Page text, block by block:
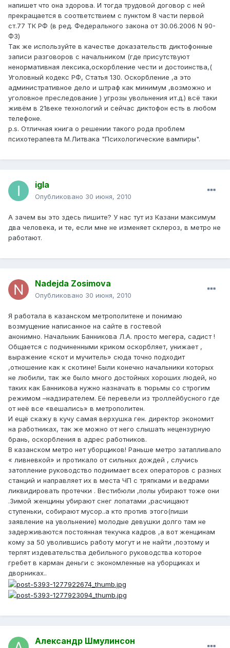
напишет что она здорова. И тогда трудовой договор с ней
прекращается в соответствием с пунктом 8 части первой
ст.77 ТК РФ (в ред. Федерального закона от 30.06.2006 N 90-
ФЗ)
Так же используйте в качестве доказательств диктофонные
записи разговоров с начальником (где присутствуют
ненормативная лексика,оскорбление чести и достоинства,(
Уголовный кодекс РФ, Статья 130. Оскорбление ,а это
административное дело и штраф как минимум ,возможно и
уголовное преследование ) угрозы увольнения ит.д.) всё таки
живём в 21веке технологий и сейчас диктофон есть в любом
телефоне.
p.s. Отличная книга о решении такого рода проблем
психотерапевта М.Литвака "Психологические вампиры".
igla
Опубликовано 30 июня, 2010
А зачем вы это здесь пишите? У нас тут из Казани максимум
два человека, и те, если мне не изменяет склероз, в метро не
работают.
Nadejda Zosimova
Опубликовано 30 июня, 2010
Я работала в казанском метрополитене и понимаю
возмущение написанное на сайте в гостевой
анонимно. Начальник Банникова Л.А. просто мегера, садист !
Общается с подчиненными криком оскорбляет, унижает ,
выражение «скот и мучитель» сюда точно подходит
,отношение как к скотине! Были конечно начальники которых
не любили, так же было много достойных хороших людей, но
таких как Банникова нужно назначать в тюрьмы со строгим
режимом –надзирателем. Её перевели из троллейбусного где
от неё все «вешались» в метрополитен.
И ещё скажу в кучу самая верхушка ген. директор экономит
на работниках, так же можно от него слышать нецензурную
брань, оскорбления в адрес работников.
В казанском метро нет уборщиков! Раньше метро затапливало
« ливневкой» и протикало от сильных дождей , случись
затопление руководство поднимает всех операторов с разных
станций и направляет их в места ЧП с тряпками и ведрами
ликвидировать протечки . Вестибюли ,полы убирают тоже они
.Зимой женщины убирают снег лопатами ,расчищают
ступеньки, собирают мусор..а кто против этого(пиши
заявление на увольнение) молодые девушки долго там не
задерживаются постоянная текучка кадров ,а вот женщинам
кому за 50 уволившись работу могут и не найти ,поэтому и
терпят издевательства дебильного руководства которое
гребет в карман деньги с экономленные на уборщиках и
дворниках..
Александр Шмулинсон